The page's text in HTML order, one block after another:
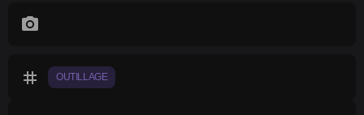
photo_camera
tag OUTILLAGE